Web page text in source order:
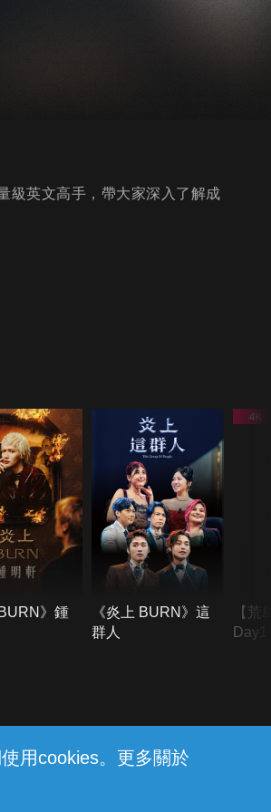
用cookies。更多關於
級英文高手，帶大家深入了解成
》鍾
《炎上 BURN》這
群人
【荒